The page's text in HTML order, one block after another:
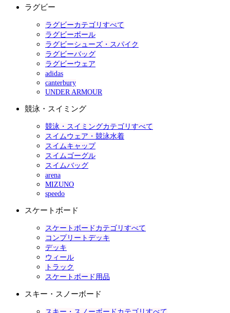
ラグビー
ラグビーカテゴリすべて
ラグビーボール
ラグビーシューズ・スパイク
ラグビーバッグ
ラグビーウェア
adidas
canterbury
UNDER ARMOUR
競泳・スイミング
競泳・スイミングカテゴリすべて
スイムウェア・競泳水着
スイムキャップ
スイムゴーグル
スイムバッグ
arena
MIZUNO
speedo
スケートボード
スケートボードカテゴリすべて
コンプリートデッキ
デッキ
ウィール
トラック
スケートボード用品
スキー・スノーボード